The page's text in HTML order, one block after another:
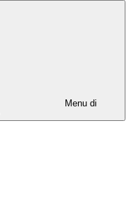
Menu di